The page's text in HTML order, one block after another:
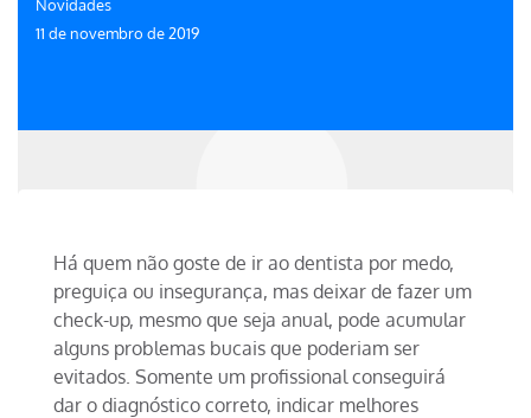
Novidades
11 de novembro de 2019
Há quem não goste de ir ao dentista por medo,
preguiça ou insegurança, mas deixar de fazer um
check-up, mesmo que seja anual, pode acumular
alguns problemas bucais que poderiam ser
evitados. Somente um profissional conseguirá
dar o diagnóstico correto, indicar melhores